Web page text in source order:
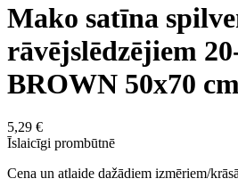
Mako satīna
rāvējslēdzējiem
BROWN 50x70 cm
5,29 €
Īslaicīgi prombūtnē
Cena un atlaide dažādiem izmēriem/